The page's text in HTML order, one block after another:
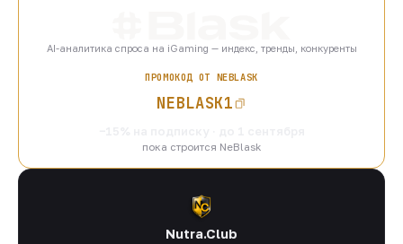
AI-аналитика спроса на iGaming — индекс, тренды, конкуренты
ПРОМОКОД ОТ NEBLASK
NEBLASK1
пока строится NeBlask
Nutra.Club